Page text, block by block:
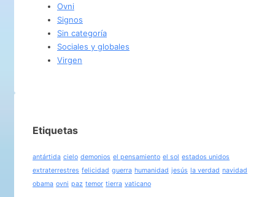
Ovni
Signos
Sin categoría
Sociales y globales
Virgen
Etiquetas
antártida cielo demonios el pensamiento el sol estados unidos
extraterrestres felicidad guerra humanidad jesús la verdad navidad
obama ovni paz temor tierra vaticano